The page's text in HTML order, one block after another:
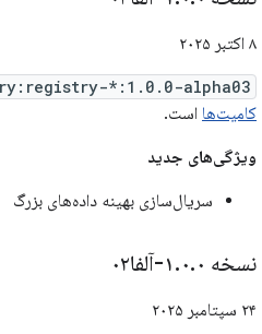
۸ اکتبر ۲۰۲۵
*:1.0.0-alpha03
کامیت‌ها است.
ویژگی‌های جدید
سریال‌سازی بهینه داده‌های بزرگ
نسخه ۱ .۰.۰-آلفا۰۲
۲۴ سپتامبر ۲۰۲۵